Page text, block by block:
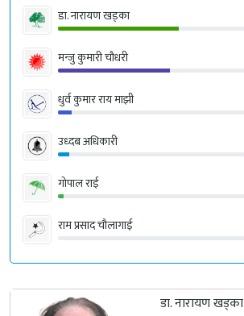
डा. नारायण खड्का
मन्जु कुमारी चौधरी
धुर्व कुमार राय माझी
उध्दब अधिकारी
गोपाल राई
राम प्रसाद चौलागाई
डा. नारायण खड्का